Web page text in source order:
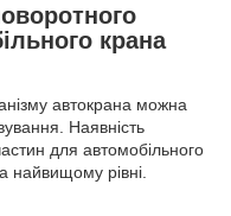
крана
автокрана можна
Наявність
для автомобільного
найвищому рівні.